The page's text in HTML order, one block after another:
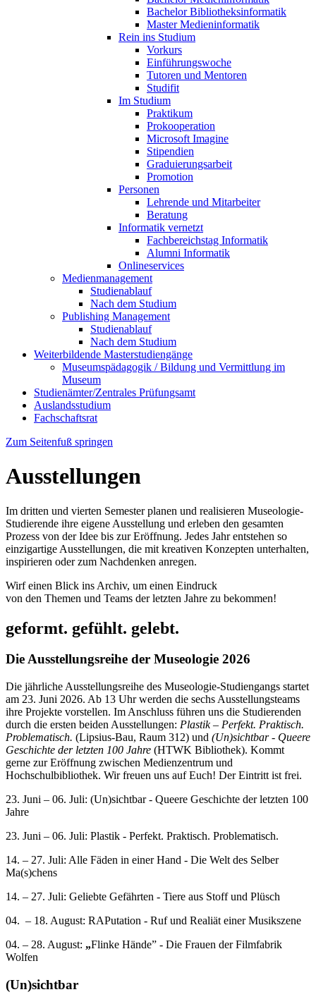
Bachelor Bibliotheksinformatik
Master Medieninformatik
Rein ins Studium
Vorkurs
Einführungswoche
Tutoren und Mentoren
Studifit
Im Studium
Praktikum
Prokooperation
Microsoft Imagine
Stipendien
Graduierungsarbeit
Promotion
Personen
Lehrende und Mitarbeiter
Beratung
Informatik vernetzt
Fachbereichstag Informatik
Alumni Informatik
Onlineservices
Medienmanagement
Studienablauf
Nach dem Studium
Publishing Management
Studienablauf
Nach dem Studium
Weiterbildende Masterstudiengänge
Museumspädagogik / Bildung und Vermittlung im
Museum
Studienämter/Zentrales Prüfungsamt
Auslandsstudium
Fachschaftsrat
Zum Seitenfuß springen
Ausstellungen
Im dritten und vierten Semester planen und realisieren Museologie-
Studierende ihre eigene Ausstellung und erleben den gesamten
Prozess von der Idee bis zur Eröffnung. Jedes Jahr entstehen so
einzigartige Ausstellungen, die mit kreativen Konzepten unterhalten,
inspirieren oder zum Nachdenken anregen.
Wirf einen Blick ins Archiv, um einen Eindruck
von den Themen und Teams der letzten Jahre zu bekommen!
geformt. gefühlt. gelebt.
Die Ausstellungsreihe der Museologie 2026
Die jährliche Ausstellungsreihe des Museologie-Studiengangs startet
am 23. Juni 2026. Ab 13 Uhr werden die sechs Ausstellungsteams
ihre Projekte vorstellen. Im Anschluss führen uns die Studierenden
durch die ersten beiden Ausstellungen: Plastik – Perfekt. Praktisch.
Problematisch. (Lipsius-Bau, Raum 312) und (Un)sichtbar - Queere
Geschichte der letzten 100 Jahre (HTWK Bibliothek). Kommt
gerne zur Eröffnung zwischen Medienzentrum und
Hochschulbibliothek. Wir freuen uns auf Euch! Der Eintritt ist frei.
23. Juni – 06. Juli: (Un)sichtbar - Queere Geschichte der letzten 100
Jahre
23. Juni – 06. Juli: Plastik - Perfekt. Praktisch. Problematisch.
14. – 27. Juli: Alle Fäden in einer Hand - Die Welt des Selber
Ma(s)chens
14. – 27. Juli: Geliebte Gefährten - Tiere aus Stoff und Plüsch
04. – 18. August: RAPutation - Ruf und Realiät einer Musikszene
04. – 28. August: „Flinke Hände” - Die Frauen der Filmfabrik
Wolfen
(Un)sichtbar